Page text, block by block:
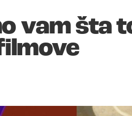
vam šta